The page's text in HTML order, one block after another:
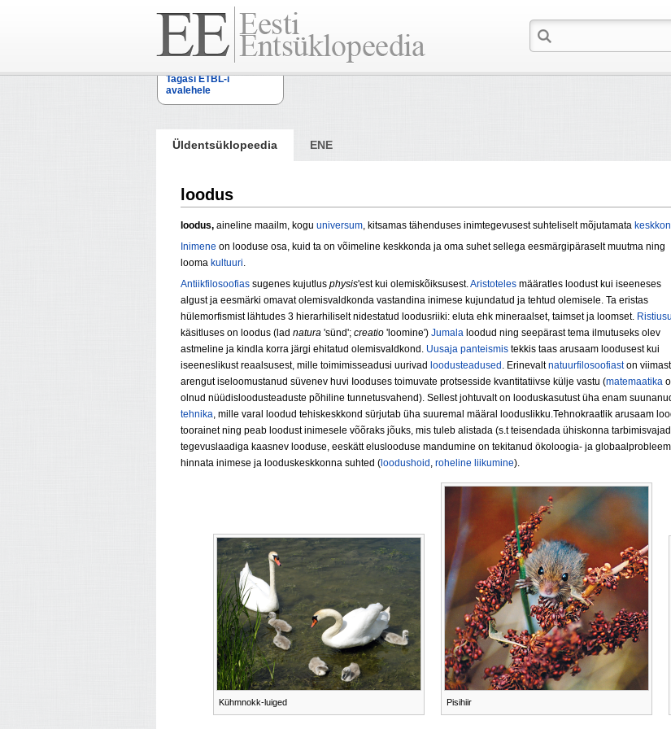
Tagasi ETBL-i
avalehele
Üldentsüklopeedia ENE
loodus
loodus, aineline maailm, kogu universum, kitsamas tähenduses inimtegevusest suhteliselt mõjutamata
Inimene on loodusе osa, kuid ta on võimeline keskkonda ja oma suhet sellega eesmärgipäraselt muutma ning
looma kultuuri.
Antiikfilosoofias sugenes kujutlus physis'est kui olemiskõiksusest.Aristoteles määratles loodust kui iseeneses
algust ja eesmärki omavat olemisvaldkonda vastandina inimese kujundatud ja tehtud olemisele. Ta eristas
hülemorfismist lähtudes 3 hierarhiliselt nidestatud loodusriiki: eluta ehk mineraalset, taimset ja loomset. Ristiusu
käsitluses on loodus (lad natura 'sünd'; creatio 'loomine') Jumala loodud ning seepärast tema ilmutuseks olev
astmeline ja kindla korra järgi ehitatud olemisvaldkond. Uusaja panteismis tekkis taas arusaam loodusest kui
iseeneslikust reaalsusest, mille toimimisseadusi uurivad loodusteadused . Erinevaltnatuurfilosoofiaston
arengut iseloomustanud süvenev huvi Iooduses toimuvate protsesside kvantitatiivse külje vastu (matemaatika
olnud nüüdisloodusteaduste põhiline tunnetusvahend). Sellest johtuvalt on looduskasutust üha enam
tehnika, mille varal loodud tehiskeskkond sürjutab üha suuremal määral looduslikku.Tehnokraatlik arusaam
toorainet ning peab loodust inimesele võõraks jõuks, mis tuleb alistada (s.t teisendada ühiskonna
tegevuslaadiga kaasnev loodusе, eeskätt eluslooduse mandumine on tekitanud ökoloogia- ja
hinnata inimese ja looduskeskkonna suhted ( loodushoid , roheline liikumine).
Kühmnokk-luiged Pisihiir